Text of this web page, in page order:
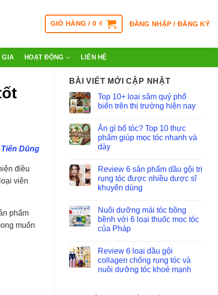
GIỎ HÀNG /0 ₫ ĐĂNG NHẬP / ĐĂNG KÝ
GIA HOẠT ĐỘNG LIÊN HỆ
Dũng
điều
viên
phẩm
muốn
BÀI VIẾT MỚI CẬP NHẬT
Top 10+ loại sâm quý phổ
biến trên thị trường hiện nay
Ăn gì bổ tóc? Top 10 thực
phẩm giúp mọc tóc nhanh và
dày
Review 6 sản phẩm dầu gội trị
rụng tóc được nhiều dược sĩ
khuyên dùng
Nuôi dưỡng mái tóc bồng
bềnh với 6 loại thuốc mọc tóc
của Pháp
Review 6 loại dầu gội
collagen chống rụng tóc và
nuôi dưỡng tóc khoẻ mạnh